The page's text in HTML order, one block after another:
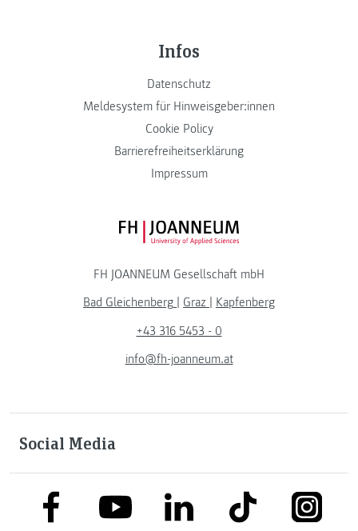
Infos
Datenschutz
Meldesystem für Hinweisgeber:innen
Cookie Policy
Barrierefreiheitserklärung
Impressum
FH JOANNEUM Logo
FH JOANNEUM Gesellschaft mbH
Bad Gleichenberg
Graz
Kapfenberg
+43 316 5453 - 0
info@fh-joanneum.at
Social Media
link to facebooklink to youtubelink to linkedinlink to tiktok